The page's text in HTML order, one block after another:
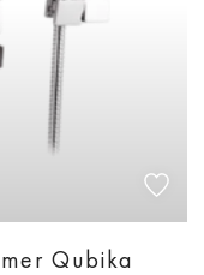
Qubika